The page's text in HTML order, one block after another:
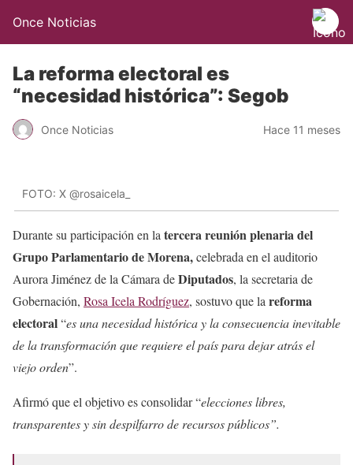
Once Noticias
La reforma electoral es
“necesidad histórica”: Segob
Once Noticias Hace 11 meses
FOTO: X @rosaicela_
Durante su participación en la tercera reunión plenaria del
Grupo Parlamentario de Morena,celebrada en el auditorio
Aurora Jiménez de la Cámara deDiputados, la secretaria de
Gobernación, Rosa Icela Rodríguez, sostuvo que la reforma
electoral“es una necesidad histórica y la consecuencia inevitable
de la transformación que requiere el país para dejar atrás el
viejo orden”.
Afirmó que el objetivo es consolidar “elecciones libres,
transparentes y sin despilfarro de recursos públicos”.